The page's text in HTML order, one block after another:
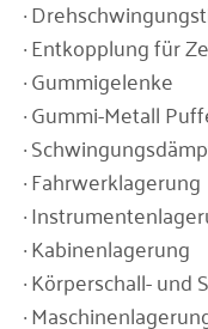
·
· Entkopplung für
· Gummigelenke
· Gummi-Metall
·
· Fahrwerklagerung
·
· Kabinenlagerung
· Körperschall-
·